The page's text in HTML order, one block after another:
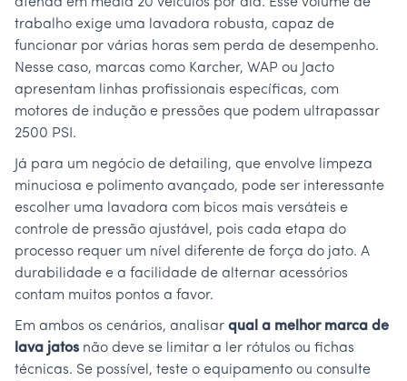
trabalho exige uma lavadora robusta, capaz de
funcionar por várias horas sem perda de desempenho.
Nesse caso, marcas como Karcher, WAP ou Jacto
apresentam linhas profissionais específicas, com
motores de indução e pressões que podem ultrapassar
2500 PSI.
Já para um negócio de detailing, que envolve limpeza
minuciosa e polimento avançado, pode ser interessante
escolher uma lavadora com bicos mais versáteis e
controle de pressão ajustável, pois cada etapa do
processo requer um nível diferente de força do jato. A
durabilidade e a facilidade de alternar acessórios
contam muitos pontos a favor.
Em ambos os cenários, analisar qual a melhor marca de
lava jatos não deve se limitar a ler rótulos ou fichas
técnicas. Se possível, teste o equipamento ou consulte